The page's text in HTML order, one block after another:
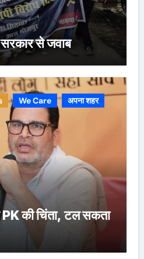
सरकार से जवाब
We Care
अपना शहर
PK की चिंता, टल सकता